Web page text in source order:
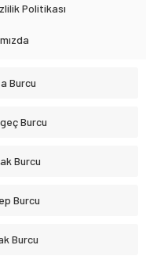
Politikası
Burcu
Burcu
Burcu
Burcu
Burcu